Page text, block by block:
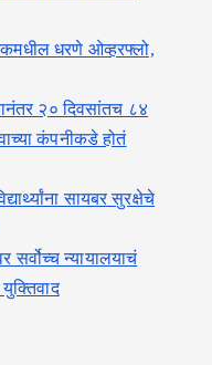
धरणे ओव्हरफ्लो,
२० दिवसांतच ८४
कंपनीकडे होतं
सायबर सुरक्षेचे
सर्वोच्च न्यायालयाचं